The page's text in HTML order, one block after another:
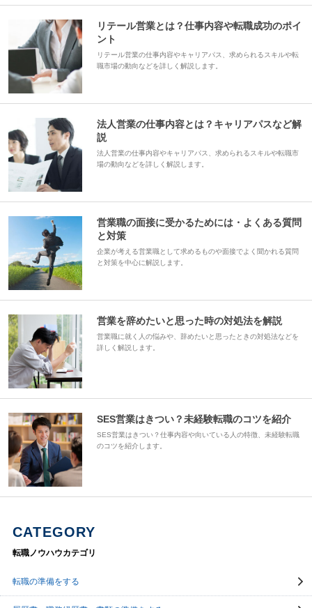
リテール営業とは？仕事内容や転職成功のポイ
ント
リテール営業の仕事内容やキャリアパス、求められるスキルや転
職市場の動向などを詳しく解説します。
法人営業の仕事内容とは？キャリアパスなど解
説
法人営業の仕事内容やキャリアパス、求められるスキルや転職市
場の動向などを詳しく解説します。
営業職の面接に受かるためには・よくある質問
と対策
企業が考える営業職として求めるものや面接でよく聞かれる質問
と対策を中心に解説します。
営業を辞めたいと思った時の対処法を解説
営業職に就く人の悩みや、辞めたいと思ったときの対処法などを
詳しく解説します。
SES営業はきつい？未経験転職のコツを紹介
SES営業はきつい？仕事内容や向いている人の特徴、未経験転職
のコツを紹介します。
CATEGORY
転職ノウハウカテゴリ
転職の準備をする